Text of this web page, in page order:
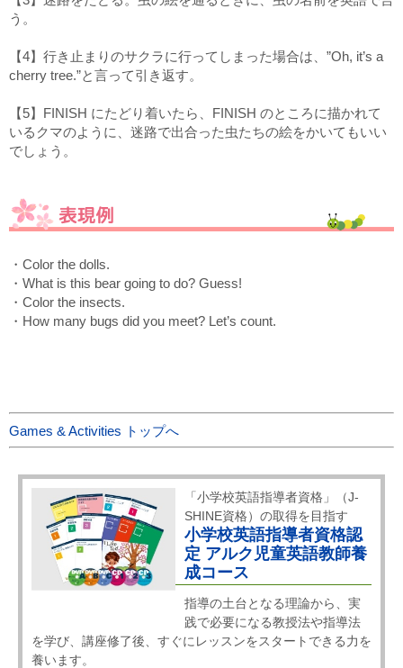
う。
【4】行き止まりのサクラに行ってしまった場合は、”Oh, it’s a
cherry tree.”と言って引き返す。
【5】FINISH にたどり着いたら、FINISH のところに描かれて
いるクマのように、迷路で出合った虫たちの絵をかいてもいい
でしょう。
・Color the dolls.
・What is this bear going to do? Guess!
・Color the insects.
・How many bugs did you meet? Let’s count.
Games & Activities トップへ
「小学校英語指導者資格」（J-
SHINE資格）の取得を目指す
小学校英語指導者資格認
定 アルク児童英語教師養
成コース
指導の土台となる理論から、実
践で必要になる教授法や指導法
を学び、講座修了後、すぐにレッスンをスタートできる力を
養います。